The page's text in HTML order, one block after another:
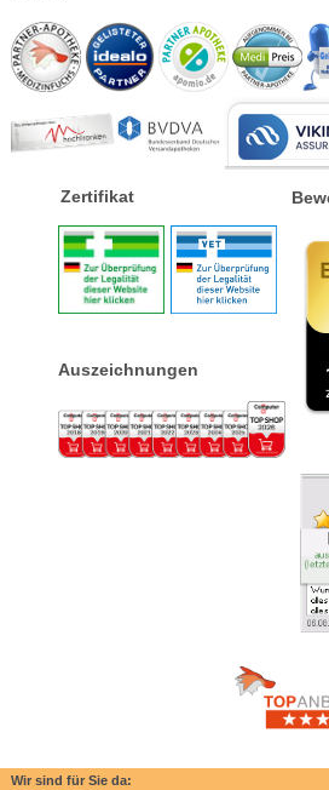
Zertifikat
Auszeichnungen
Wir sind für Sie da: